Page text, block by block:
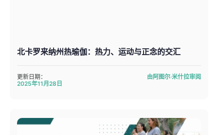
北卡罗来纳州热瑜伽：热力、运动与正念的交汇
更新日期：
2025年11月28日
由阿图尔·米什拉审阅